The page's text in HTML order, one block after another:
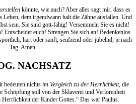
könnte, wie auch? Aber alles sagt mir, dass es
Leben, dem irgendwann halt die Zähne ausfallen. Und
sein. Sie sind gott-fähig! Versemmeln Sie es nicht!
Entscheidet euch! Strengen Sie sich an! Bedenkenlos
hart oder sanft, seufzend oder jubelnd, je nach
Tag. Amen.
NACHSATZ
bedeuten nichts im Vergleich zu der Herrlichkeit, die
soll von der Sklaverei und Verlorenheit
der Kinder Gottes.“ Das war Paulus.